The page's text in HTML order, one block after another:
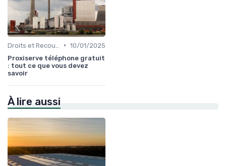
• 10/01/2025
Proxiserve téléphone gratuit
: tout ce que vous devez
savoir
À lire aussi